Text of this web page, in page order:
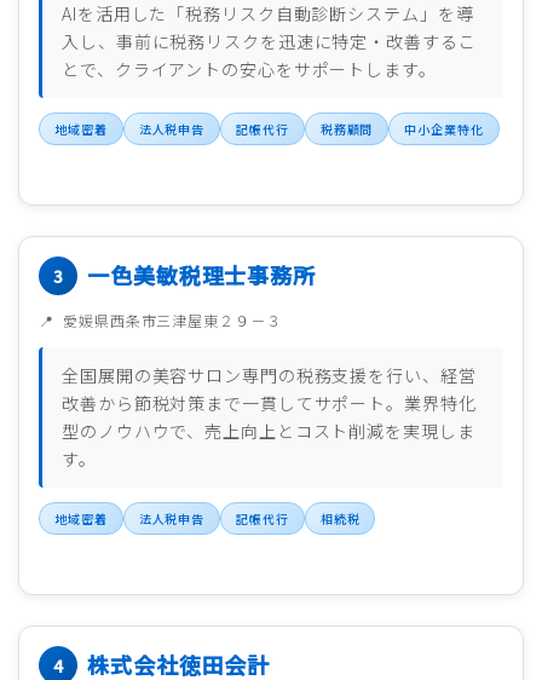
AIを活用した「税務リスク自動診断システム」を導
入し、事前に税務リスクを迅速に特定・改善するこ
とで、クライアントの安心をサポートします。
地域密着 法人税申告 記帳代行 税務顧問 中小企業特化
一色美敏税理士事務所
愛媛県西条市三津屋東２９－３
全国展開の美容サロン専門の税務支援を行い、経営
改善から節税対策まで一貫してサポート。業界特化
型のノウハウで、売上向上とコスト削減を実現しま
す。
地域密着 法人税申告 記帳代行 相続税
株式会社徳田会計